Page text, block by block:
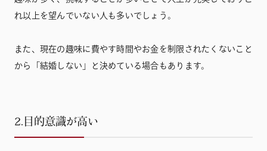
れ以上を望んでいない人も多いでしょう。
また、現在の趣味に費やす時間やお金を制限されたくないこと
から「結婚しない」と決めている場合もあります。
2.目的意識が高い